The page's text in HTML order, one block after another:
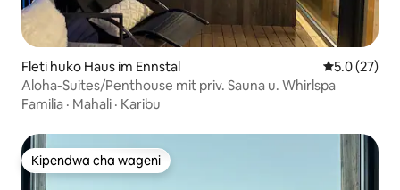
Fleti huko Haus im Ennstal Ukadiriaji
5.0 (27)
Aloha-Suites/Penthouse mit priv. Sauna u. Whirlspa
Familia · Mahali · Karibu
Kipendwa cha wageni
Kipendwa cha wageni